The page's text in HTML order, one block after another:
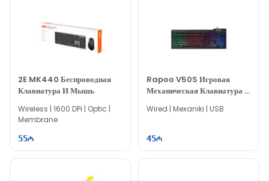
2E MK440 Беспроводная
Клавиатура И Мышь
Wireless | 1600 DPi | Optic |
Membrane
55
Rapoo V50S Игровая
Механическая Клавиатура С
Подсветкой
Wired | Mexaniki | USB
45